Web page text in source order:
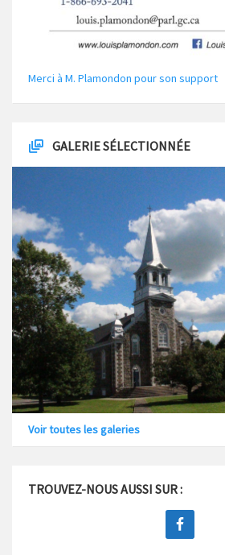
Merci à M. Plamondon pour son support
GALERIE SÉLECTIONNÉE
Voir toutes les galeries
TROUVEZ-NOUS AUSSI SUR :